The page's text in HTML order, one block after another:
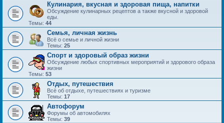
Кулинария, вкусная и здоровая пища, напитки
Обсуждение кулинарных рецептов а также вкусной и здоровой
еды.
Темы: 44
Семья, личная жизнь
Всё о семье и личной жизни
Темы: 25
Спорт и здоровый образ жизни
Обсуждение любых спортивных мероприятий и здорового образа
жизни
Темы: 53
Отдых, путешествия
Всё об отдыхе, путешествиях и туризме
Темы: 17
Автофорум
Форумы об автомобилях
Темы: 39